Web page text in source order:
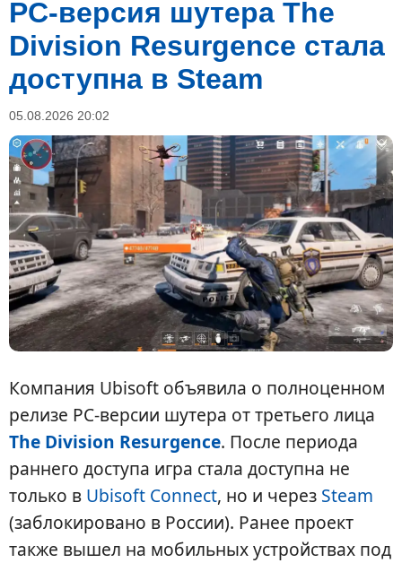
PC-версия шутера The
Division Resurgence стала
доступна в Steam
05.08.2026 20:02
Компания Ubisoft объявила о полноценном
релизе PC-версии шутера от третьего лица
The Division Resurgence. После периода
раннего доступа игра стала доступна не
только в Ubisoft Connect, но и через Steam
(заблокировано в России). Ранее проект
также вышел на мобильных устройствах под